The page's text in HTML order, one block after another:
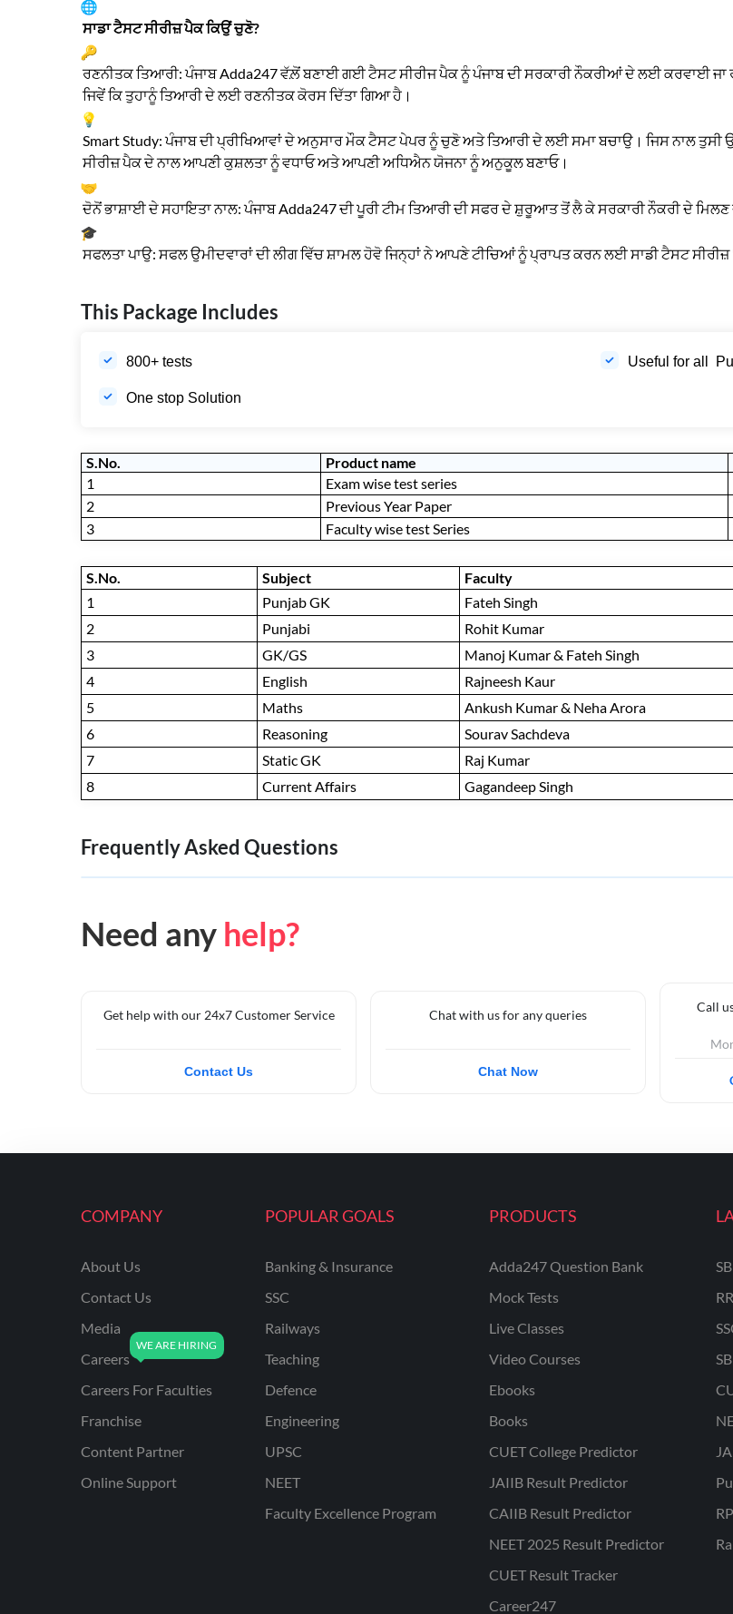
ਸਾਡਾ ਟੈਸਟ ਸੀਰੀਜ਼ ਪੈਕ ਕਿਉਂ ਚੁਣੋ?
ਰਣਨੀਤਕ ਤਿਆਰੀ: ਪੰਜਾਬ Adda247 ਵੱਲ਼ੋਂ ਬਣਾਈ ਗਈ ਟੈਸਟ ਸੀਰੀਜ ਪੈਕ ਨੂੰ ਪੰਜਾਬ ਦੀ ਸਰਕਾਰੀ ਨੌਕਰੀਆਂ ਦੇ ਲਈ ਕਰਵਾਈ ਜਾ
ਜਿਵੇਂ ਕਿ ਤੁਹਾਨੂੰ ਤਿਆਰੀ ਦੇ ਲਈ ਰਣਨੀਤਕ ਕੋਰਸ ਦਿੱਤਾ ਗਿਆ ਹੈ।
Smart Study: ਪੰਜਾਬ ਦੀ ਪ੍ਰੀਖਿਆਵਾਂ ਦੇ ਅਨੁਸਾਰ ਮੌਕ ਟੈਸਟ ਪੇਪਰ ਨੂੰ ਚੁਣੋ ਅਤੇ ਤਿਆਰੀ ਦੇ ਲਈ ਸਮਾ ਬਚਾਉ। ਜਿਸ ਨਾਲ
ਸੀਰੀਜ਼ ਪੈਕ ਦੇ ਨਾਲ ਆਪਣੀ ਕੁਸ਼ਲਤਾ ਨੂੰ ਵਧਾਓ ਅਤੇ ਆਪਣੀ ਅਧਿਐਨ ਯੋਜਨਾ ਨੂੰ ਅਨੁਕੂਲ ਬਣਾਓ।
ਦੋਨੋਂ ਭਾਸ਼ਾਈ ਦੇ ਸਹਾਇਤਾ ਨਾਲ: ਪੰਜਾਬ Adda247 ਦੀ ਪੂਰੀ ਟੀਮ ਤਿਆਰੀ ਦੀ ਸਫਰ ਦੇ ਸ਼ੁਰੂਆਤ ਤੋਂ ਲੈ ਕੇ ਸਰਕਾਰੀ ਨੌਕਰੀ ਦੇ
ਸਫਲਤਾ ਪਾਉ: ਸਫਲ ਉਮੀਦਵਾਰਾਂ ਦੀ ਲੀਗ ਵਿੱਚ ਸ਼ਾਮਲ ਹੋਵੋ ਜਿਨ੍ਹਾਂ ਨੇ ਆਪਣੇ ਟੀਚਿਆਂ ਨੂੰ ਪ੍ਰਾਪਤ ਕਰਨ ਲਈ ਸਾਡੀ ਟੈਸਟ
This Package Includes
800+ tests Useful for all
One stop Solution
S.No. Product name
1
Exam wise test series
2
Previous Year Paper
3
Faculty wise test Series
S.No. Subject Faculty
1
Punjab GK Fateh Singh
2
Punjabi Rohit Kumar
3
GK/GS Manoj Kumar & Fateh Singh
4
English Rajneesh Kaur
5
Maths Ankush Kumar & Neha Arora
6
Reasoning Sourav Sachdeva
7
Static GK Raj Kumar
8
Current Affairs Gagandeep Singh
Frequently Asked Questions
Need any help?
Get help with our 24x7 Customer Service
Contact Us
Chat with us for any queries
Chat Now
Call
COMPANY
About Us
Contact Us
Media
Careers
Careers For Faculties
Franchise
Content Partner
Online Support
POPULAR GOALS
Banking & Insurance
SSC
Railways
Teaching
Defence
Engineering
UPSC
NEET
Faculty Excellence Program
PRODUCTS
Adda247 Question Bank
Mock Tests
Live Classes
Video Courses
Ebooks
Books
CUET College Predictor
JAIIB Result Predictor
CAIIB Result Predictor
NEET 2025 Result Predictor
CUET Result Tracker
Career247